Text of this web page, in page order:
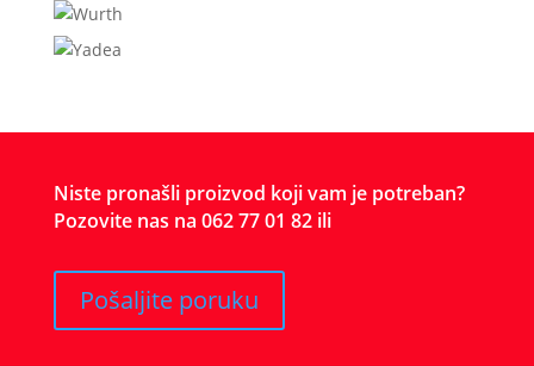
Niste pronašli proizvod koji vam je potreban?
Pozovite nas na 062 77 01 82 ili
Pošaljite poruku